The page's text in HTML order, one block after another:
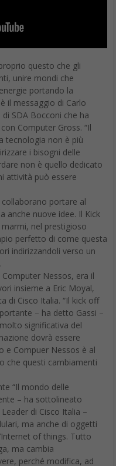
questo che gli
unire mondi che
portando la
il messaggio di Carlo
SDA Bocconi che ha
Computer Gross. “Il
tecnologia non è più
i bisogni delle
non è quello dedicato
attività può essere
portare al
anche nuove idee. Il Kick
nel prestigioso
perfetto di come questa
indirizzandoli verso un
Nessos, era il
insieme a Eric Moyal,
di Cisco Italia. “Il kick off
– ha detto Gassi –
significativa del
dovrà essere
e Compuer Nessos è al
che questi cambiamenti
“Il mondo delle
– ha sottolineato
di Cisco Italia –
ma anche di oggetti
of things. Tutto
ma cambia
perché modifica, ad